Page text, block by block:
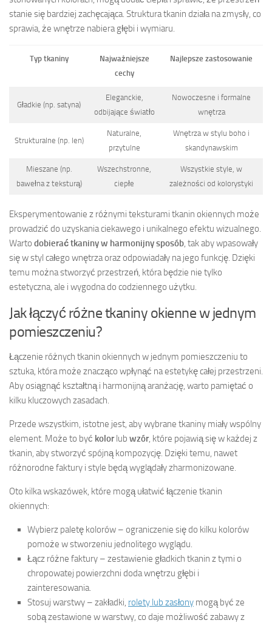
stanie się bardziej zachęcająca. Struktura tkanin działa na zmysły, co
sprawia, że wnętrze nabiera głębi i wymiaru.
Typ tkaniny
Najważniejsze
cechy
Najlepsze zastosowanie
Gładkie (np. satyna)
Eleganckie,
odbijające światło
Nowoczesne i formalne
wnętrza
Strukturalne (np. len)
Naturalne,
przytulne
Wnętrza w stylu boho i
skandynawskim
Mieszane (np.
bawełna z teksturą)
Wszechstronne,
ciepłe
Wszystkie style, w
zależności od kolorystyki
Eksperymentowanie z różnymi teksturami tkanin okiennych może
prowadzić do uzyskania ciekawego i unikalnego efektu wizualnego.
Warto dobierać tkaniny w harmonijny sposób , tak aby wpasowały
się w styl całego wnętrza oraz odpowiadały na jego funkcję. Dzięki
temu można stworzyć przestrzeń, która będzie nie tylko
estetyczna, ale i wygodna do codziennego użytku.
Jak łączyć różne tkaniny okienne w jednym
pomieszczeniu?
Łączenie różnych tkanin okiennych w jednym pomieszczeniu to
sztuka, która może znacząco wpłynąć na estetykę całej przestrzeni.
Aby osiągnąć kształtną i harmonijną aranżację, warto pamiętać o
kilku kluczowych zasadach.
Przede wszystkim, istotne jest, aby wybrane tkaniny miały wspólny
element. Może to być kolorlub wzór, które pojawią się w każdej z
tkanin, aby stworzyć spójną kompozycję. Dzięki temu, nawet
różnorodne faktury i style będą wyglądały zharmonizowane.
Oto kilka wskazówek, które mogą ułatwić łączenie tkanin
okiennych:
Wybierz paletę kolorów – ograniczenie się do kilku kolorów
pomoże w stworzeniu jednolitego wyglądu.
Łącz różne faktury – zestawienie gładkich tkanin z tymi o
chropowatej powierzchni doda wnętrzu głębi i
zainteresowania.
Stosuj warstwy – zakładki, rolety lub zasłony mogą być ze
sobą zestawione w warstwy, co daje możliwość zabawy z